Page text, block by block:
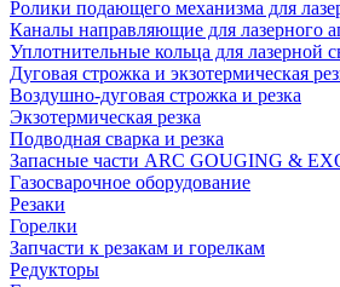
Ролики подающего механизма для
Каналы направляющие для лазерного
Уплотнительные кольца для лазерной
Дуговая строжка и экзотермическая
Воздушно-дуговая строжка и резка
Экзотермическая резка
Подводная сварка и резка
Запасные части ARC GOUGING &
Газосварочное оборудование
Резаки
Горелки
Запчасти к резакам и горелкам
Редукторы